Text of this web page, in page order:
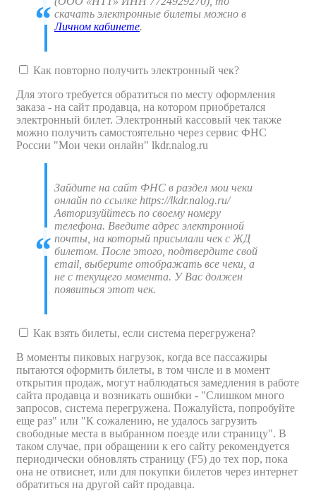
скачать электронные билеты можно в
Личном кабинете.
Как повторно получить электронный чек?
Для этого требуется обратиться по месту оформления
заказа - на сайт продавца, на котором приобретался
электронный билет. Электронный кассовый чек также
можно получить самостоятельно через сервис ФНС
России "Мои чеки онлайн" lkdr.nalog.ru
Зайдите на сайт ФНС в раздел мои чеки
онлайн по ссылке https://lkdr.nalog.ru/
Авторизуййтесь по своему номеру
телефона. Введите адрес электронной
почты, на который присылали чек с ЖД
билетом. После этого, подтвердите свой
email, выберите отображать все чеки, а
не с текущего момента. У Вас должен
появиться этот чек.
Как взять билеты, если система перегружена?
В моменты пиковых нагрузок, когда все пассажиры
пытаются оформить билеты, в том числе и в момент
открытия продаж, могут наблюдаться замедления в работе
сайта продавца и возникать ошибки - "Слишком много
запросов, система перегружена. Пожалуйста, попробуйте
еще раз" или "К сожалению, не удалось загрузить
свободные места в выбранном поезде или страницу". В
таком случае, при обращении к его сайту рекомендуется
периодически обновлять страницу (F5) до тех пор, пока
она не отвиснет, или для покупки билетов через интернет
обратиться на другой сайт продавца.